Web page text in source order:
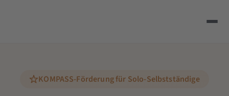
KOMPASS-Förderung für Solo-Selbstständige